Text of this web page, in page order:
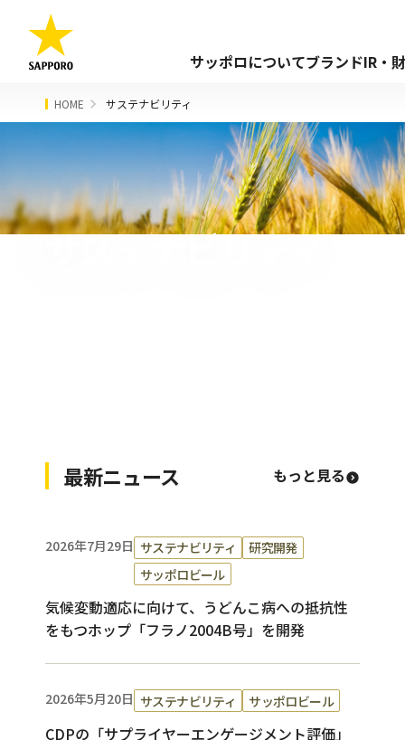
サッポロについてブランドIR・
HOME サステナビリティ
サステナビリティ
最新ニュース もっと見る
2026年7月29日 サステナビリティ
研究開発
サッポロビール
気候変動適応に向けて、うどんこ病への抵抗性
をもつホップ「フラノ2004B号」を開発
2026年5月20日 サステナビリティ サッポロビール
CDPの「サプライヤーエンゲージメント評価」